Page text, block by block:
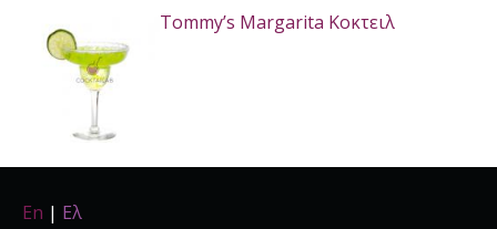
Tommy’s Margarita Κοκτειλ
En | Ελ